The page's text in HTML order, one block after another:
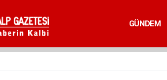
GÜNDEM